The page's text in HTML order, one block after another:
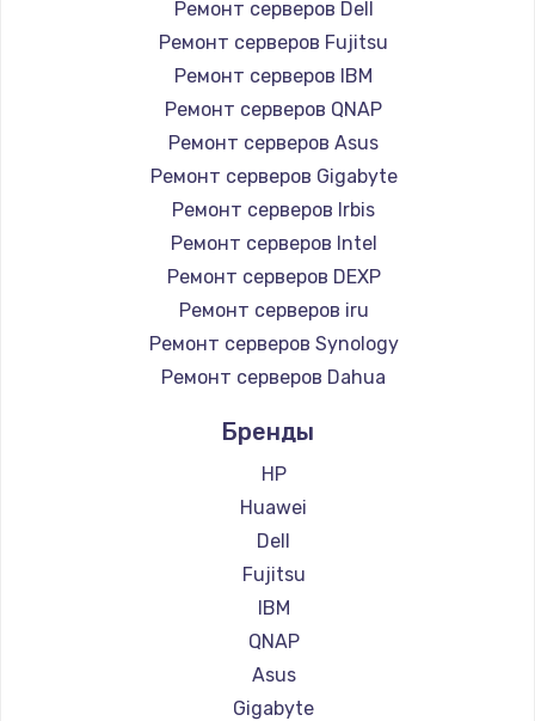
Заказать
Установка драйверов
950 руб.
Заказать
Замена жесткого диска
1000 руб.
Заказать
Чистка от пыли
1330 руб.
Заказать
Настройка ОС
1360 руб.
Заказать
Замена петель
Заказать
Ремонт серверов Dell
Ремонт серверов Fujitsu
Ремонт серверов IBM
Ремонт серверов QNAP
Ремонт серверов Asus
Ремонт серверов Gigabyte
Ремонт серверов Irbis
Ремонт серверов Intel
Ремонт серверов DEXP
Ремонт серверов iru
Ремонт серверов Synology
Ремонт серверов Dahua
Бренды
HP
Huawei
Dell
Fujitsu
IBM
QNAP
Asus
Gigabyte